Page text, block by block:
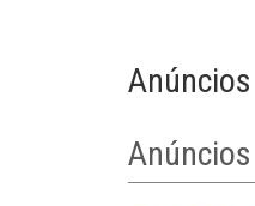
Anúncios